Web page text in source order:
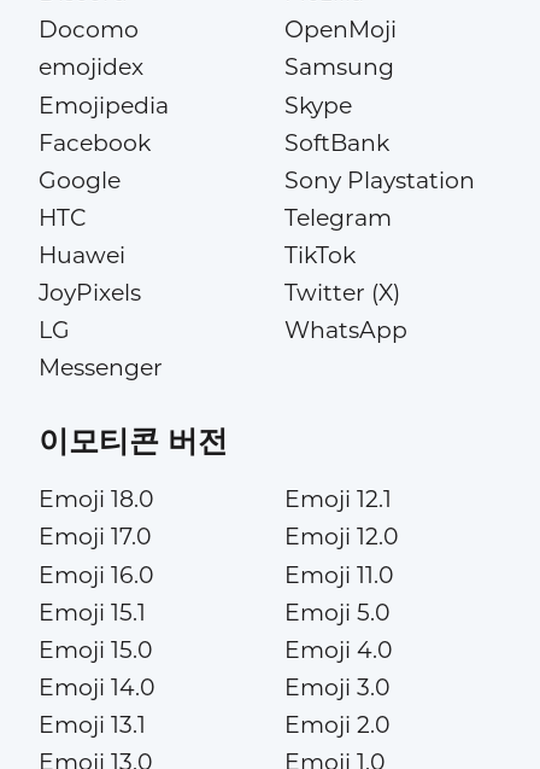
Docomo
emojidex
Emojipedia
Facebook
Google
HTC
Huawei
JoyPixels
LG
Messenger
OpenMoji
Samsung
Skype
SoftBank
Sony Playstation
Telegram
TikTok
Twitter (X)
WhatsApp
이모티콘 버전
Emoji 18.0
Emoji 17.0
Emoji 16.0
Emoji 15.1
Emoji 15.0
Emoji 14.0
Emoji 13.1
Emoji 13.0
Emoji 12.1
Emoji 12.0
Emoji 11.0
Emoji 5.0
Emoji 4.0
Emoji 3.0
Emoji 2.0
Emoji 1.0